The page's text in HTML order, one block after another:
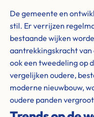
De gemeente en
stil. Er verrijzen
bestaande wijken
aantrekkingskracht
ook een tweedeling op
vergelijken oudere,
moderne nieuwbouw,
oudere panden